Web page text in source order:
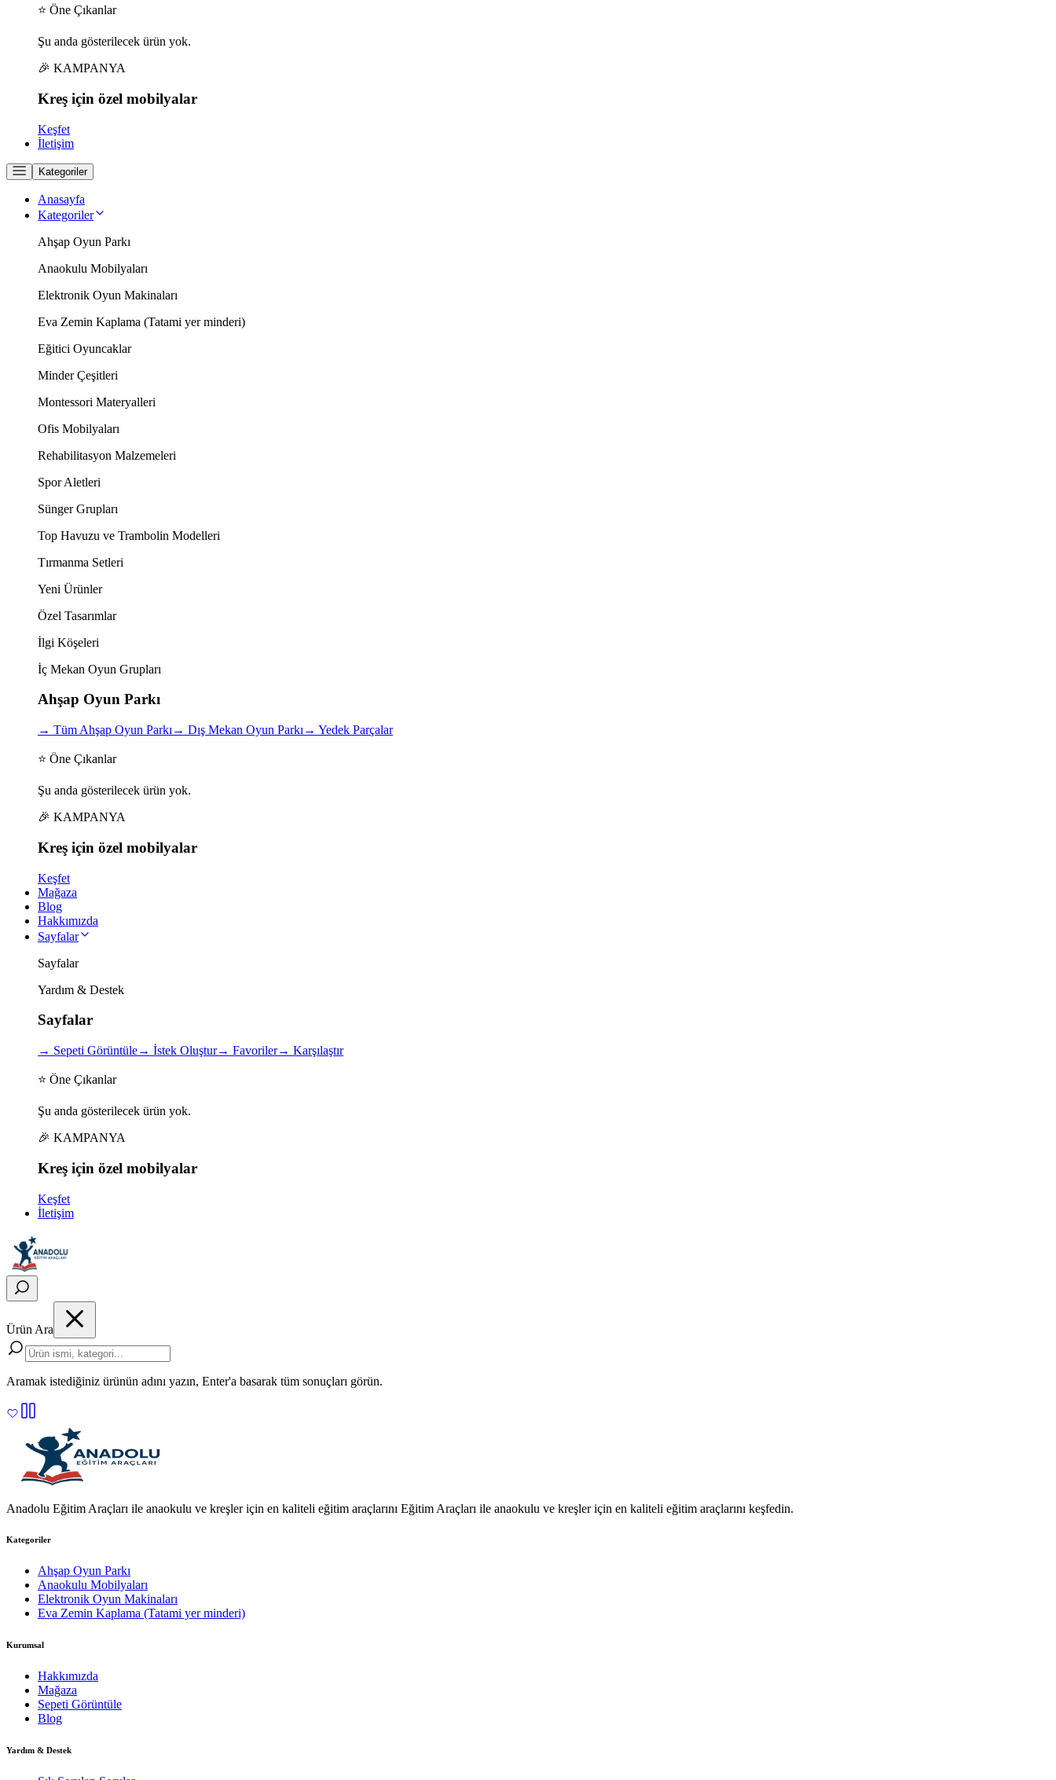
⭐ Öne Çıkanlar
Şu anda gösterilecek ürün yok.
🎉 KAMPANYA
Kreş için özel mobilyalar
Keşfet
İletişim
Kategoriler
Anasayfa
Kategoriler
Ahşap Oyun Parkı
Anaokulu Mobilyaları
Elektronik Oyun Makinaları
Eva Zemin Kaplama (Tatami yer minderi)
Eğitici Oyuncaklar
Minder Çeşitleri
Montessori Materyalleri
Ofis Mobilyaları
Rehabilitasyon Malzemeleri
Spor Aletleri
Sünger Grupları
Top Havuzu ve Trambolin Modelleri
Tırmanma Setleri
Yeni Ürünler
Özel Tasarımlar
İlgi Köşeleri
İç Mekan Oyun Grupları
Ahşap Oyun Parkı
→ Tüm Ahşap Oyun Parkı → Dış Mekan Oyun Parkı → Yedek Parçalar
⭐ Öne Çıkanlar
Şu anda gösterilecek ürün yok.
🎉 KAMPANYA
Kreş için özel mobilyalar
Keşfet
Mağaza
Blog
Hakkımızda
Sayfalar
Sayfalar
Yardım & Destek
Sayfalar
→ Sepeti Görüntüle→ İstek Oluştur→ Favoriler→ Karşılaştır
⭐ Öne Çıkanlar
Şu anda gösterilecek ürün yok.
🎉 KAMPANYA
Kreş için özel mobilyalar
Keşfet
İletişim
Ürün Ara
Aramak istediğiniz ürünün adını yazın, Enter'a basarak tüm sonuçları görün.
Anadolu Eğitim Araçları ile anaokulu ve kreşler için en kaliteli eğitim araçlarını Eğitim Araçları ile anaokulu ve kreşler için en kaliteli eğitim araçlarını keşfedin.
Kategoriler
Ahşap Oyun Parkı
Anaokulu Mobilyaları
Elektronik Oyun Makinaları
Eva Zemin Kaplama (Tatami yer minderi)
Kurumsal
Hakkımızda
Mağaza
Sepeti Görüntüle
Blog
Yardım & Destek